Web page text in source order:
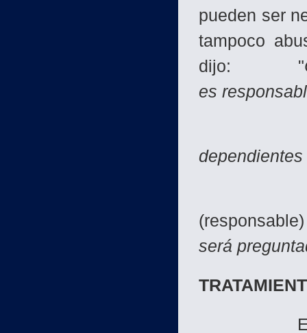
pueden ser
tampoco
dijo: "
es
(responsable)
será
Es